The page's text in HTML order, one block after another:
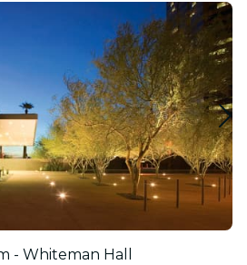
- Whiteman Hall